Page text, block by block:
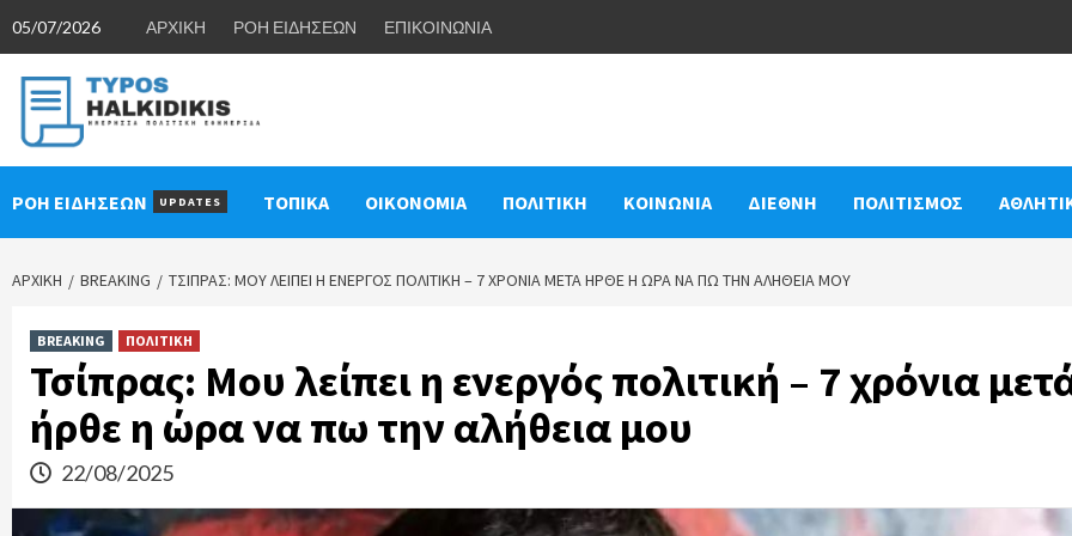
content
05/07/2026 ΑΡΧΙΚΗ ΡΟΗ ΕΙΔΗΣΕΩΝ ΕΠΙΚΟΙΝΩΝΙΑ
ΡΟΗ ΕΙΔΗΣΕΩΝ UPDATES ΤΟΠΙΚΑ ΟΙΚΟΝΟΜΙΑ ΠΟΛΙΤΙΚΗ ΚΟΙΝΩΝΙΑ ΔΙΕΘΝΗ ΠΟΛΙΤΙΣΜΟΣ
ΑΡΧΙΚΉ BREAKING ΤΣΊΠΡΑΣ: ΜΟΥ ΛΕΊΠΕΙ Η ΕΝΕΡΓΌΣ ΠΟΛΙΤΙΚΉ – 7 ΧΡΌΝΙΑ ΜΕΤΆ ΉΡΘΕ Η ΏΡΑ ΝΑ ΠΩ ΤΗΝ ΑΛΉΘΕΙΑ ΜΟΥ
BREAKING ΠΟΛΙΤΙΚΗ
Τσίπρας: Μου λείπει η ενεργός πολιτική – 7 χρόνια
ήρθε η ώρα να πω την αλήθεια μου
22/08/2025